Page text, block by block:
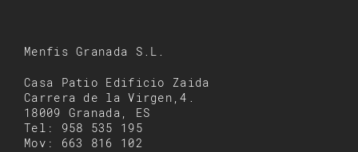
Menfis Granada S.L.
Casa Patio Edificio Zaida
Carrera de la Virgen,4.
18009 Granada, ES
Tel: 958 535 195
Mov: 663 816 102